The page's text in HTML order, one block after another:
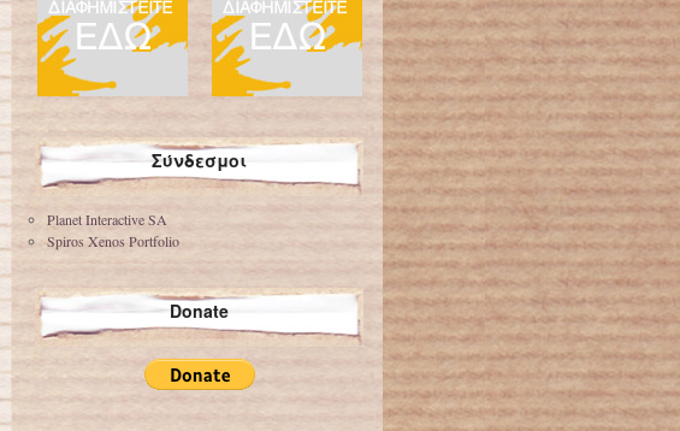
Σύνδεσμοι
Planet Interactive SA
Spiros Xenos Portfolio
Donate